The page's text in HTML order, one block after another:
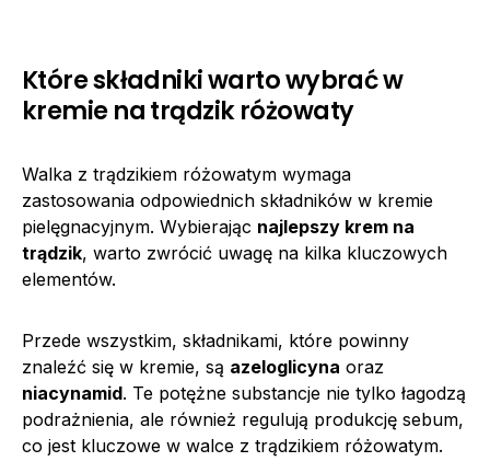
Które składniki warto wybrać w
kremie na trądzik różowaty
Walka z trądzikiem różowatym wymaga
zastosowania odpowiednich składników w kremie
pielęgnacyjnym. Wybierając najlepszy krem na
trądzik, warto zwrócić uwagę na kilka kluczowych
elementów.
Przede wszystkim, składnikami, które powinny
znaleźć się w kremie, są azeloglicyna oraz
niacynamid. Te potężne substancje nie tylko łagodzą
podrażnienia, ale również regulują produkcję sebum,
co jest kluczowe w walce z trądzikiem różowatym.